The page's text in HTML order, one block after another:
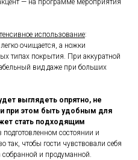
использование:
очищается, а ножки
типах покрытия. При аккуратной
вид даже при больших
выглядеть опрятно, не
при этом быть удобным для
стать подходящим
состоянии и
так, чтобы гости чувствовали себя
и продуманной.